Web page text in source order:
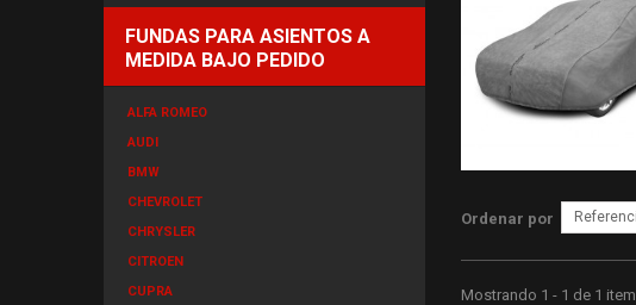
FUNDAS PARA ASIENTOS A
MEDIDA BAJO PEDIDO
ALFA ROMEO
AUDI
BMW
CHEVROLET
CHRYSLER
CITROEN
CUPRA
Ordenar por
Mostrando 1 - 1 de 1 item